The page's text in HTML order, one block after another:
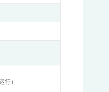
行）